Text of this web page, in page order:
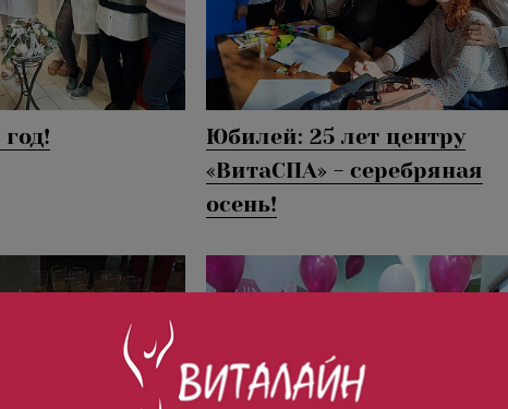
Юбилей: 25 лет центру
«ВитаСПА» - серебряная
осень!